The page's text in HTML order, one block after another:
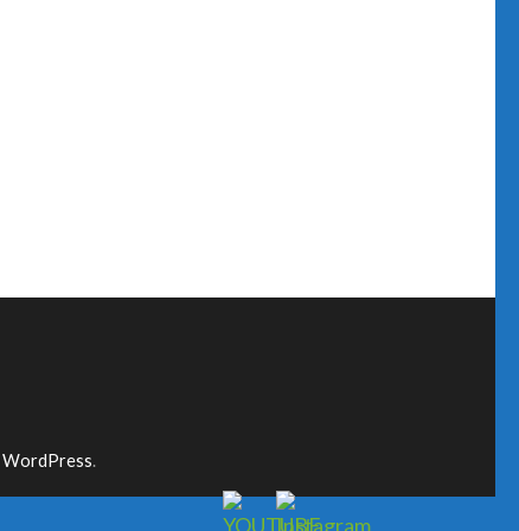
WordPress.